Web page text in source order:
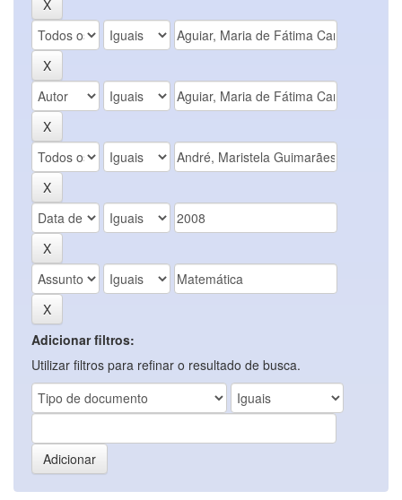
Adicionar filtros:
Utilizar filtros para refinar o resultado de busca.